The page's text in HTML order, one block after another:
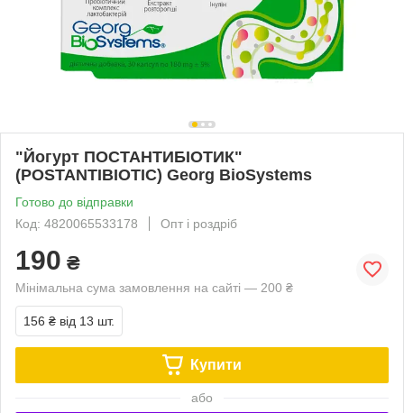
"Йогурт ПОСТАНТИБІОТИК"
(POSTANTIBIOTIC) Georg BioSystems
Готово до відправки
Код: 4820065533178
Опт і роздріб
190 ₴
Мінімальна сума замовлення на сайті — 200 ₴
156 ₴ від 13 шт.
Купити
або